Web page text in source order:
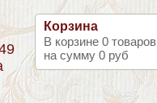
Корзина
В корзине 0 товаров
на сумму 0 руб